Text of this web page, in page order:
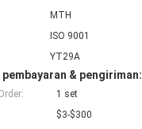
MTH
ISO 9001
YT29A
& pengiriman:
1 set
$3-$300